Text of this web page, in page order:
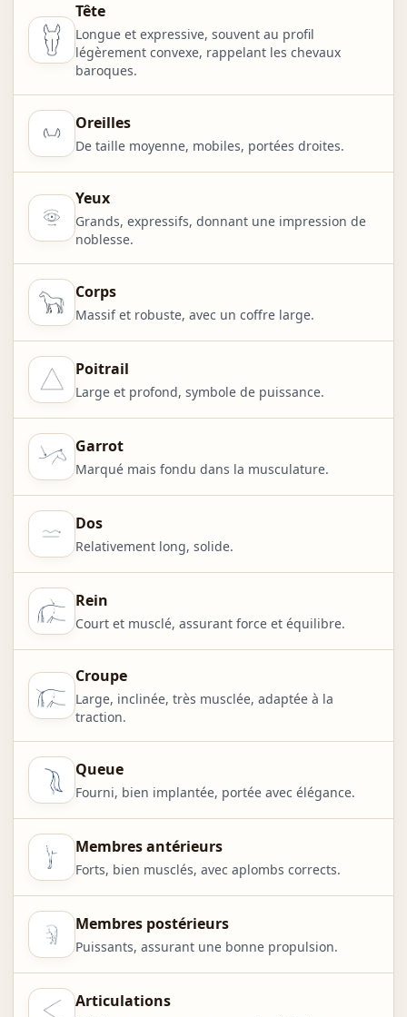
Tête
Longue et expressive, souvent au profil
légèrement convexe, rappelant les chevaux
baroques.
Oreilles
De taille moyenne, mobiles, portées droites.
Yeux
Grands, expressifs, donnant une impression de
noblesse.
Corps
Massif et robuste, avec un coffre large.
Poitrail
Large et profond, symbole de puissance.
Garrot
Marqué mais fondu dans la musculature.
Dos
Relativement long, solide.
Rein
Court et musclé, assurant force et équilibre.
Croupe
Large, inclinée, très musclée, adaptée à la
traction.
Queue
Fourni, bien implantée, portée avec élégance.
Membres antérieurs
Forts, bien musclés, avec aplombs corrects.
Membres postérieurs
Puissants, assurant une bonne propulsion.
Articulations